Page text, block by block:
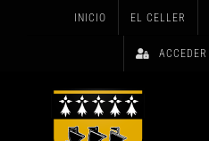
INICIO EL CELLER
ACCEDER